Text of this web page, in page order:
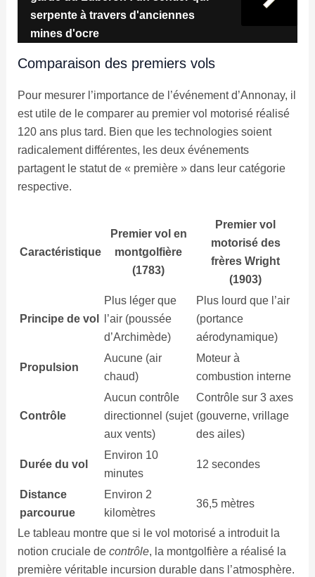
serpente à travers d'anciennes
mines d'ocre
Comparaison des premiers vols
Pour mesurer l’importance de l’événement d’Annonay, il
est utile de le comparer au premier vol motorisé réalisé
120 ans plus tard. Bien que les technologies soient
radicalement différentes, les deux événements
partagent le statut de « première » dans leur catégorie
respective.
Caractéristique
Premier vol en
montgolfière
(1783)
Premier vol
motorisé des
frères Wright
(1903)
Principe de vol
Plus léger que
l’air (poussée
d’Archimède)
Plus lourd que l’air
(portance
aérodynamique)
Propulsion
Aucune (air
chaud)
Moteur à
combustion interne
Contrôle
Aucun contrôle
directionnel (sujet
aux vents)
Contrôle sur 3 axes
(gouverne, vrillage
des ailes)
Durée du vol
Environ 10
minutes
12 secondes
Distance
parcourue
Environ 2
kilomètres
36,5 mètres
Le tableau montre que si le vol motorisé a introduit la
notion cruciale de contrôle, la montgolfière a réalisé la
première véritable incursion durable dans l’atmosphère.